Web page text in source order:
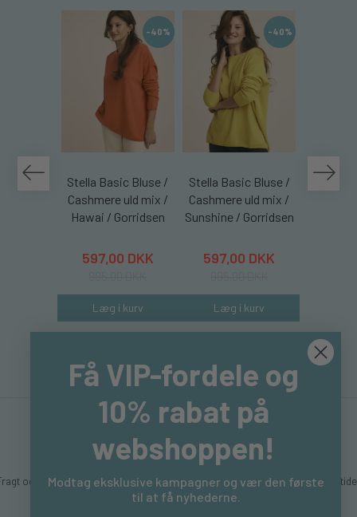
-40%
Stella Basic Bluse /
Cashmere uld mix /
Hawai / Gorridsen
597,00 DKK
Læg i kurv
-40%
Stella Basic Bluse /
Cashmere uld mix /
Sunshine / Gorridsen
597,00 DKK
Læg i kurv
Stella
og leveringHvem er viBetingelser & VilkårSitemap Kontakt &
Få VIP-fordele og
10% rabat på
webshoppen!
Modtag eksklusive kampagner og vær den første
til at få nyhederne.